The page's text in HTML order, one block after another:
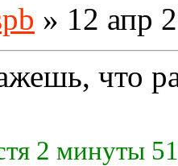
» 12 апр
что
2 минуты